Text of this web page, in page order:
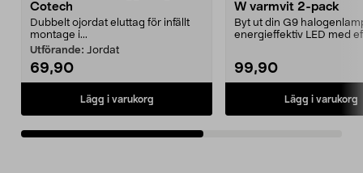
Cotech
Dubbelt ojordat eluttag för infällt
montage i...
Utförande: Jordat
69,90
Lägg i varukorg
W varmvit 2-pack
Byt ut din G9
energieffektiv LED med
99,90
Lägg i varukorg